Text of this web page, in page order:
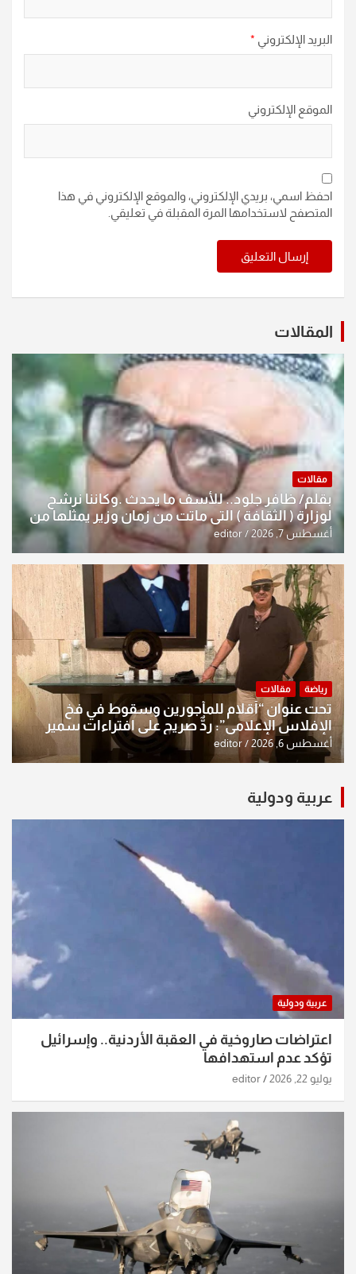
البريد الإلكتروني *
الموقع الإلكتروني
احفظ اسمي، بريدي الإلكتروني، والموقع الإلكتروني في هذا
المتصفح لاستخدامها المرة المقبلة في تعليقي.
المقالات
مقالات
بقلم/ ظافر جلود.. للأسف ما يحدث .وكاننا نرشح
لوزارة ( الثقافة ) التي ماتت من زمان وزير يمثلها من
النخبة والإرث العظيم للثقافة العراقية..
أغسطس 7, 2026 editor
رياضة مقالات
تحت عنوان “أقلام للمأجورين وسقوط في فخ
الإفلاس الإعلامي”: ردٌّ صريح على افتراءات سمير
الشكرجي
أغسطس 6, 2026 editor
عربية ودولية
عربية ودولية
اعتراضات صاروخية في العقبة الأردنية.. وإسرائيل
تؤكد عدم استهدافها
يوليو 22, 2026 editor